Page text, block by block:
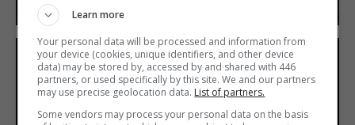
Learn more
Your personal data will be processed and information from
your device (cookies, unique identifiers, and other device
data) may be stored by, accessed by and shared with 446
partners, or used specifically by this site. We and our partners
may use precise geolocation data. List of partners.
Some vendors may process your personal data on the basis